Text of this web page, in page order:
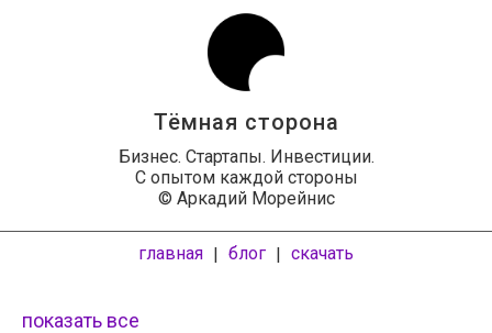
Тёмная сторона
Бизнес. Стартапы. Инвестиции.
С опытом каждой стороны
© Аркадий Морейнис
главная | блог | скачать
показать все